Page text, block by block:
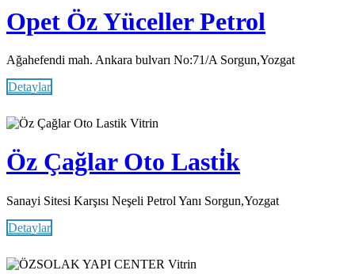
Opet Öz Yüceller Petrol
Ağahefendi mah. Ankara bulvarı No:71/A Sorgun,Yozgat
Detaylar
Vitrin
Öz Çağlar Oto Lasti̇k
Sanayi Sitesi Karşısı Neşeli Petrol Yanı Sorgun,Yozgat
Detaylar
Vitrin